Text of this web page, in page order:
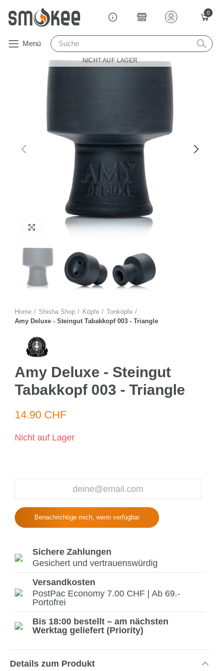
0
Menü
NICHT AUF LAGER
Zum Vergrössern anklicken
Home Shisha Shop Köpfe
Tonköpfe
Amy Deluxe - Steingut Tabakkopf 003 - Triangle
Amy Deluxe - Steingut
Tabakkopf 003 - Triangle
14.90 CHF
Nicht auf Lager
Benachrichtige mich, wenn verfügbar
Sichere Zahlungen
Gesichert und vertrauenswürdig
Versandkosten
PostPac Economy 7.00 CHF | Ab 69.-
Portofrei
Bis 18:00 bestellt – am nächsten
Werktag geliefert (Priority)
Details zum Produkt